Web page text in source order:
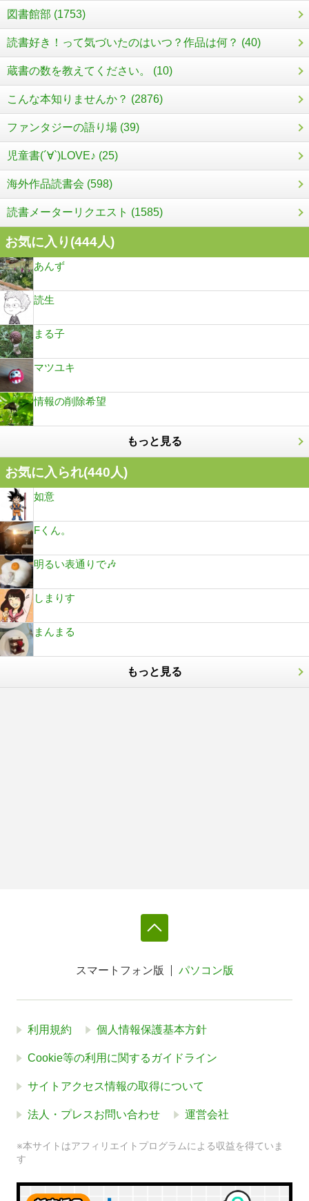
図書館部 (1753)
読書好き！って気づいたのはいつ？作品は何？ (40)
蔵書の数を教えてください。 (10)
こんな本知りませんか？ (2876)
ファンタジーの語り場 (39)
児童書(´∀`)LOVE♪ (25)
海外作品読書会 (598)
読書メーターリクエスト (1585)
お気に入り(444人)
あんず
読生
まる子
マツユキ
情報の削除希望
もっと見る
お気に入られ(440人)
如意
Fくん。
明るい表通りで🎶
しまりす
まんまる
もっと見る
スマートフォン版 パソコン版
利用規約 個人情報保護基本方針
Cookie等の利用に関するガイドライン
サイトアクセス情報の取得について
法人・プレスお問い合わせ 運営会社
※本サイトはアフィリエイトプログラムによる収益を得ていま
す